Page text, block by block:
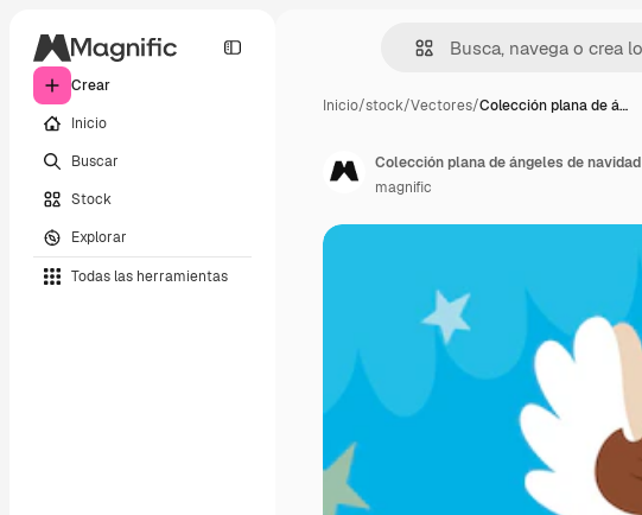
Crear
Inicio
Buscar
Stock
Explorar
Todas las herramientas
Inicio/stock/Vectores/Colección plana de á…
Colección plana de ángeles de navidad
magnific